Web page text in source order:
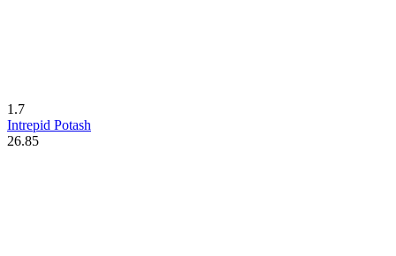
1.7
Intrepid Potash
26.85